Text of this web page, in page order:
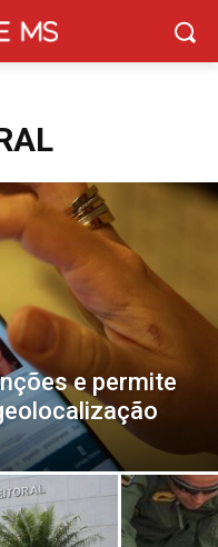
e permite